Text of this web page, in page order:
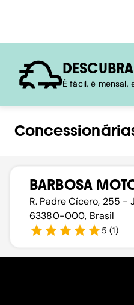
É fácil, é mensal,
BARBOSA
R. Padre Cícero, 255 -
63380-000, Brasil
5 (1)